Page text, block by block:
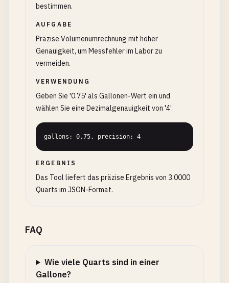
bestimmen.
AUFGABE
Präzise Volumenumrechnung mit hoher
Genauigkeit, um Messfehler im Labor zu
vermeiden.
VERWENDUNG
Geben Sie '0.75' als Gallonen-Wert ein und
wählen Sie eine Dezimalgenauigkeit von '4'.
gallons: 0.75, precision: 4
ERGEBNIS
Das Tool liefert das präzise Ergebnis von 3.0000
Quarts im JSON-Format.
FAQ
Wie viele Quarts sind in einer
Gallone?